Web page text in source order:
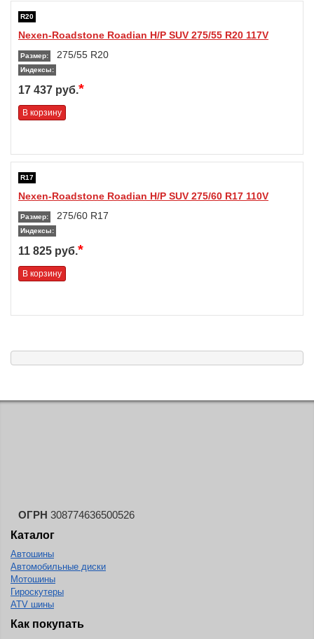
R20
Nexen-Roadstone Roadian H/P SUV 275/55 R20 117V
Размер: 275/55 R20
Индексы:
17 437 руб.*
В корзину
R17
Nexen-Roadstone Roadian H/P SUV 275/60 R17 110V
Размер: 275/60 R17
Индексы:
11 825 руб.*
В корзину
ОГРН 308774636500526
Каталог
Автошины
Автомобильные диски
Мотошины
Гироскутеры
ATV шины
Как покупать